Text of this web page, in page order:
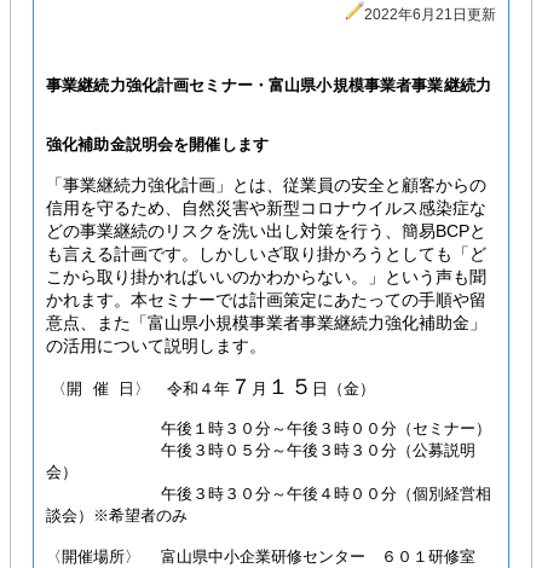
2022年6月21日更新
事業継続力強化計画セミナー・富山県小規模事業者事業継続力
強化補助金説明会を開催します
「事業継続力強化計画」とは、従業員の安全と顧客からの
信用を守るため、自然災害や新型コロナウイルス感染症な
どの事業継続のリスクを洗い出し対策を行う、簡易BCPと
も言える計画です。しかしいざ取り掛かろうとしても「ど
こから取り掛かればいいのかわからない。」という声も聞
かれます。本セミナーでは計画策定にあたっての手順や留
意点、また「富山県小規模事業者事業継続力強化補助金」
の活用について説明します。
〈開 催 日〉 令和４年 ７ 月 １５ 日（金）
午後１時３０分～午後３時００分（セミナー）
午後３時０５分～午後３時３０分（公募説明
会）
午後３時３０分～午後４時００分（個別経営相
談会）※希望者のみ
〈開催場所〉 富山県中小企業研修センター ６０１研修室